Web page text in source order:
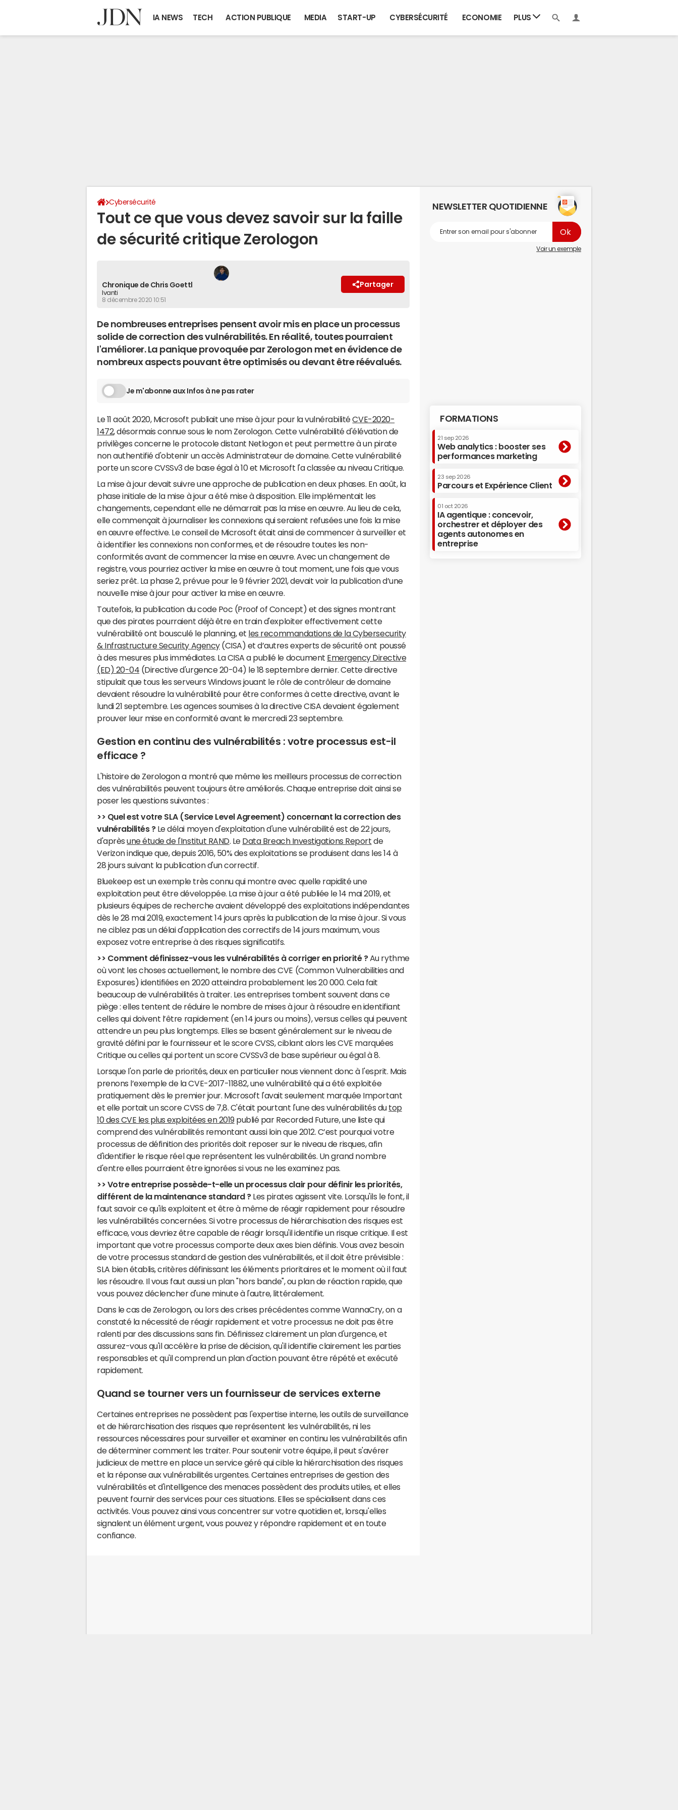
IA NEWS TECH ACTION PUBLIQUE MEDIA START-UP CYBERSÉCURITÉ ECONOMIE PLUS
Cybersécurité
Tout ce que vous devez savoir sur la faille
de sécurité critique Zerologon
Chronique de Chris Goettl
Ivanti
8 décembre 2020 10:51
Partager
De nombreuses entreprises pensent avoir mis en place un processus
solide de correction des vulnérabilités. En réalité, toutes pourraient
l'améliorer. La panique provoquée par Zerologon met en évidence de
nombreux aspects pouvant être optimisés ou devant être réévalués.
Je m'abonne aux Infos à ne pas rater
Le 11 août 2020, Microsoft publiait une mise à jour pour la vulnérabilitéCVE-2020-
1472, désormais connue sous le nom Zerologon. Cette vulnérabilité d'élévation de
privilèges concerne le protocole distant Netlogon et peut permettre à un pirate
non authentifié d'obtenir un accès Administrateur de domaine. Cette vulnérabilité
porte un score CVSSv3 de base égal à 10 et Microsoft l'a classée au niveau Critique.
La mise à jour devait suivre une approche de publication en deux phases. En août, la
phase initiale de la mise à jour a été mise à disposition. Elle implémentait les
changements, cependant elle ne démarrait pas la mise en œuvre. Au lieu de cela,
elle commençait à journaliser les connexions qui seraient refusées une fois la mise
en œuvre effective. Le conseil de Microsoft était ainsi de commencer à surveiller et
à identifier les connexions non conformes, et de résoudre toutes les non-
conformités avant de commencer la mise en œuvre. Avec un changement de
registre, vous pourriez activer la mise en œuvre à tout moment, une fois que vous
seriez prêt. La phase 2, prévue pour le 9 février 2021, devait voir la publication d’une
nouvelle mise à jour pour activer la mise en œuvre.
Toutefois, la publication du code Poc (Proof of Concept) et des signes montrant
que des pirates pourraient déjà être en train d'exploiter effectivement cette
vulnérabilité ont bousculé le planning, et les recommandations de la Cybersecurity
& Infrastructure Security Agency(CISA) et d’autres experts de sécurité ont poussé
à des mesures plus immédiates. La CISA a publié le document Emergency Directive
(ED) 20-04 (Directive d'urgence 20-04) le 18 septembre dernier. Cette directive
stipulait que tous les serveurs Windows jouant le rôle de contrôleur de domaine
devaient résoudre la vulnérabilité pour être conformes à cette directive, avant le
lundi 21 septembre. Les agences soumises à la directive CISA devaient également
prouver leur mise en conformité avant le mercredi 23 septembre.
Gestion en continu des vulnérabilités : votre processus est-il
efficace ?
L'histoire de Zerologon a montré que même les meilleurs processus de correction
des vulnérabilités peuvent toujours être améliorés. Chaque entreprise doit ainsi se
poser les questions suivantes :
>> Quel est votre SLA (Service Level Agreement) concernant la correction des
vulnérabilités ? Le délai moyen d'exploitation d'une vulnérabilité est de 22 jours,
d'aprèsune étude de l'Institut RAND . Le Data Breach Investigations Report de
Verizon indique que, depuis 2016, 50% des exploitations se produisent dans les 14 à
28 jours suivant la publication d'un correctif.
Bluekeep est un exemple très connu qui montre avec quelle rapidité une
exploitation peut être développée. La mise à jour a été publiée le 14 mai 2019, et
plusieurs équipes de recherche avaient développé des exploitations indépendantes
dès le 28 mai 2019, exactement 14 jours après la publication de la mise à jour. Si vous
ne ciblez pas un délai d'application des correctifs de 14 jours maximum, vous
exposez votre entreprise à des risques significatifs.
>> Comment définissez-vous les vulnérabilités à corriger en priorité ?Au rythme
où vont les choses actuellement, le nombre des CVE (Common Vulnerabilities and
Exposures) identifiées en 2020 atteindra probablement les 20 000. Cela fait
beaucoup de vulnérabilités à traiter. Les entreprises tombent souvent dans ce
piège : elles tentent de réduire le nombre de mises à jour à résoudre en identifiant
celles qui doivent l’être rapidement (en 14 jours ou moins), versus celles qui peuvent
attendre un peu plus longtemps. Elles se basent généralement sur le niveau de
gravité défini par le fournisseur et le score CVSS, ciblant alors les CVE marquées
Critique ou celles qui portent un score CVSSv3 de base supérieur ou égal à 8.
Lorsque l'on parle de priorités, deux en particulier nous viennent donc à l'esprit. Mais
prenons l’exemple de la CVE-2017-11882, une vulnérabilité qui a été exploitée
pratiquement dès le premier jour. Microsoft l'avait seulement marquée Important
et elle portait un score CVSS de 7,8. C'était pourtant l'une des vulnérabilités du top
10 des CVE les plus exploitées en 2019publié par Recorded Future, une liste qui
comprend des vulnérabilités remontant aussi loin que 2012. C’est pourquoi votre
processus de définition des priorités doit reposer sur le niveau de risques, afin
d'identifier le risque réel que représentent les vulnérabilités. Un grand nombre
d'entre elles pourraient être ignorées si vous ne les examinez pas.
>> Votre entreprise possède-t-elle un processus clair pour définir les priorités,
différent de la maintenance standard ?Les pirates agissent vite. Lorsqu'ils le font, il
faut savoir ce qu'ils exploitent et être à même de réagir rapidement pour résoudre
les vulnérabilités concernées. Si votre processus de hiérarchisation des risques est
efficace, vous devriez être capable de réagir lorsqu'il identifie un risque critique. Il est
important que votre processus comporte deux axes bien définis. Vous avez besoin
de votre processus standard de gestion des vulnérabilités, et il doit être prévisible :
SLA bien établis, critères définissant les éléments prioritaires et le moment où il faut
les résoudre. Il vous faut aussi un plan "hors bande", ou plan de réaction rapide, que
vous pouvez déclencher d'une minute à l'autre, littéralement.
Dans le cas de Zerologon, ou lors des crises précédentes comme WannaCry, on a
constaté la nécessité de réagir rapidement et votre processus ne doit pas être
ralenti par des discussions sans fin. Définissez clairement un plan d'urgence, et
assurez-vous qu'il accélère la prise de décision, qu'il identifie clairement les parties
responsables et qu'il comprend un plan d'action pouvant être répété et exécuté
rapidement.
Quand se tourner vers un fournisseur de services externe
Certaines entreprises ne possèdent pas l'expertise interne, les outils de surveillance
et de hiérarchisation des risques que représentent les vulnérabilités, ni les
ressources nécessaires pour surveiller et examiner en continu les vulnérabilités afin
de déterminer comment les traiter. Pour soutenir votre équipe, il peut s'avérer
judicieux de mettre en place un service géré qui cible la hiérarchisation des risques
et la réponse aux vulnérabilités urgentes. Certaines entreprises de gestion des
vulnérabilités et d'intelligence des menaces possèdent des produits utiles, et elles
peuvent fournir des services pour ces situations. Elles se spécialisent dans ces
activités. Vous pouvez ainsi vous concentrer sur votre quotidien et, lorsqu'elles
signalent un élément urgent, vous pouvez y répondre rapidement et en toute
confiance.
NEWSLETTER QUOTIDIENNE
Voir un exemple
FORMATIONS
21 sep 2026
Web analytics : booster ses
performances marketing
23 sep 2026
Parcours et Expérience Client
01 oct 2026
IA agentique : concevoir,
orchestrer et déployer des
agents autonomes en
entreprise